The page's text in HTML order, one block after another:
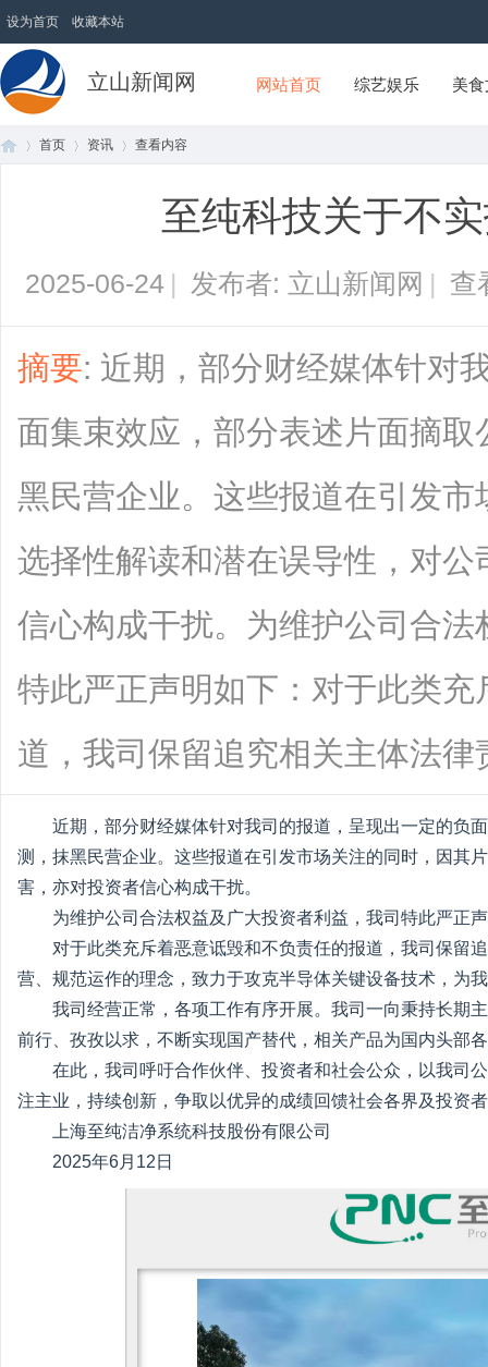
设为首页 收藏本站
立山新闻网 网站首页 综艺娱乐 美
首页 资讯 查看内容
至纯科技关于不
2025-06-24 | 发布者: 立山新闻网 | 查
摘要: 近期，部分财经媒体针对
面集束效应，部分表述片面摘
黑民营企业。这些报道在引发
选择性解读和潜在误导性，对
信心构成干扰。为维护公司合
特此严正声明如下：对于此类
道，我司保留追究相关主体法律
近期，部分财经媒体针对我司的报道，呈现出一定的负
测，抹黑民营企业。这些报道在引发市场关注的同时，因其
害，亦对投资者信心构成干扰。
为维护公司合法权益及广大投资者利益，我司特此严正
对于此类充斥着恶意诋毁和不负责任的报道，我司保留
营、规范运作的理念，致力于攻克半导体关键设备技术，为
我司经营正常，各项工作有序开展。我司一向秉持长期
前行、孜孜以求，不断实现国产替代，相关产品为国内头部
在此，我司呼吁合作伙伴、投资者和社会公众，以我司
注主业，持续创新，争取以优异的成绩回馈社会各界及投资
上海至纯洁净系统科技股份有限公司
2025年6月12日